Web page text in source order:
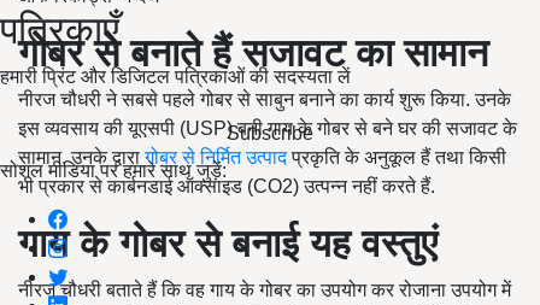
पत्रिकाएँ
हमारी प्रिंट और डिजिटल पत्रिकाओं की सदस्यता लें
Subscribe
सोशल मीडिया पर हमारे साथ जुड़ें:
गोबर से बनाते हैं सजावट का सामान
नीरज चौधरी ने सबसे पहले गोबर से साबुन बनाने का कार्य शुरू किया. उनके
इस व्यवसाय की यूएसपी (USP) बनी गाय के गोबर से बने घर की सजावट के
सामान. उनके द्वारागोबर से निर्मित उत्पादप्रकृति के अनुकूल हैं तथा किसी
भी प्रकार से कार्बनडाई ऑक्साइड (CO2)उत्पन्न नहीं करते हैं.
गाय के गोबर से बनाई यह वस्तुएं
नीरज चौधरी बताते हैं कि वह गाय के गोबर का उपयोग कर रोजाना उपयोग में